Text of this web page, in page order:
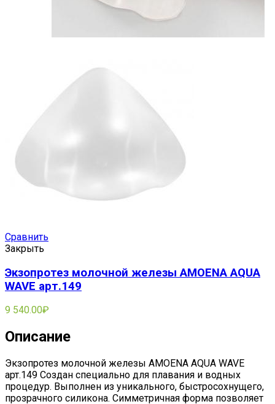
Сравнить
Закрыть
Экзопротез молочной железы AMOENA AQUA
WAVE арт.149
9 540.00₽
Описание
Экзопротез молочной железы AMOENA AQUA WAVE
арт.149 Создан специально для плавания и водных
процедур. Выполнен из уникального, быстросохнущего,
прозрачного силикона. Симметричная форма позволяет